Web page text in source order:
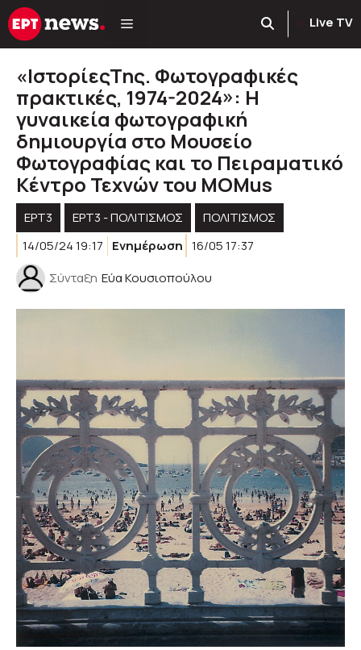
Μετάβαση
σε
Live TV
«ΙστορίεςΤης. Φωτογραφικές
πρακτικές, 1974-2024»: Η
γυναικεία φωτογραφική
δημιουργία στο Μουσείο
Φωτογραφίας και το Πειραματικό
Κέντρο Τεχνών του MOMus
ΕΡΤ3 ΕΡΤ3 - ΠΟΛΙΤΙΣΜΌΣ
ΠΟΛΙΤΙΣΜΟΣ
14/05/24 19:17
Ενημέρωση 16/05 17:37
Σύνταξη Εύα Κουσιοπούλου